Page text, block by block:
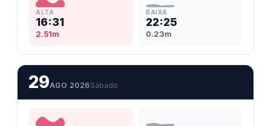
ALTA
16:31
2.51m
BAIXA
22:25
0.23m
29AGO 2026Sábado